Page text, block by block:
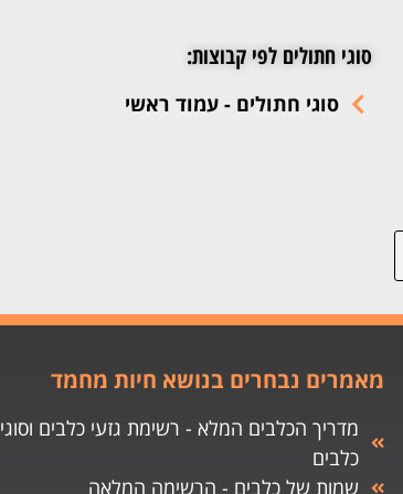
סוגי חתולים לפי קבוצות:
סוגי חתולים - עמוד ראשי
מאמרים נבחרים בנושא חיות מחמד
מדריך הכלבים המלא - רשימת גזעי כלבים וסוגי
כלבים
שמות של כלבים - הרשימה המלאה